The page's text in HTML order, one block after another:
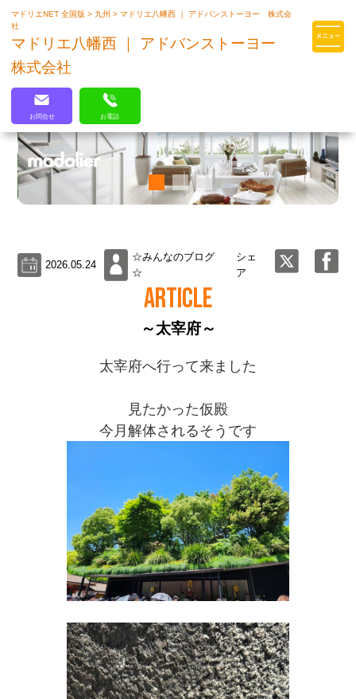
マドリエはLIXILの厳しい基準を
マドリエNET 全国版> 九州>マドリエ八幡西 ｜ アドバンストーヨー 株式会
社
マドリエ八幡西 ｜ アドバンストーヨー
株式会社
お問合せ お電話
2026.05.24
☆みんなのブログ
☆
シェ
ア
ARTICLE
～太宰府～